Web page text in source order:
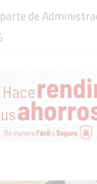
de